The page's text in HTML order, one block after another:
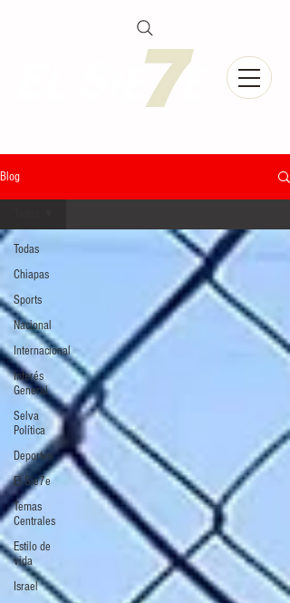
Blog
Todas
Chiapas
Sports
Nacional
Internacional
Interés
General
Selva
Política
Deportes
El Sie7e
Temas
Centrales
Estilo de
vida
Israel